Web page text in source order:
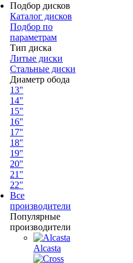
Подбор дисков
Каталог дисков
Подбор по
параметрам
Тип диска
Литые диски
Стальные диски
Диаметр обода
13"
14"
15"
16"
17"
18"
19"
20"
21"
22"
Все
производители
Популярные
производители
Alcasta